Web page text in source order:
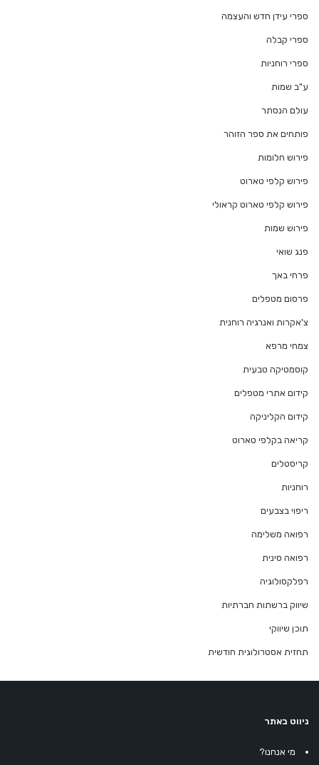
ספרי עידן חדש והעצמה
ספרי קבלה
ספרי רוחניות
ע"ב שמות
עולם הנסתר
פותחים את ספר הזוהר
פירוש חלומות
פירוש קלפי טארוט
פירוש קלפי טארוט קראולי
פירוש שמות
פנג שואי
פרחי באך
פרסום מטפלים
צ'אקרות ואנרגיה רוחנית
צמחי מרפא
קוסמטיקה טבעית
קידום אתרי מטפלים
קידום הקליניקה
קריאה בקלפי טארוט
קריסטלים
רוחניות
ריפוי בצבעים
רפואה משלימה
רפואה סינית
רפלקסולוגיה
שיווק ברשתות חברתיות
תוכן שיווקי
תחזית אסטרולוגית חודשית
ניווט באתר
מי אנחנו?